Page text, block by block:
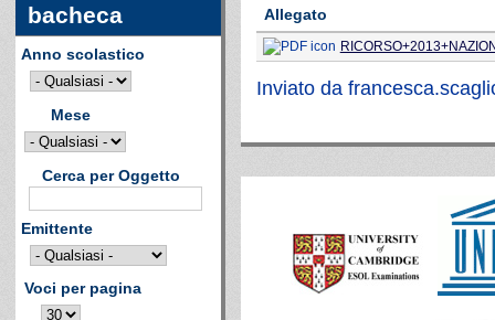
bacheca
Anno scolastico
Mese
Cerca per Oggetto
Emittente
Voci per pagina
Allegato
Inviato da